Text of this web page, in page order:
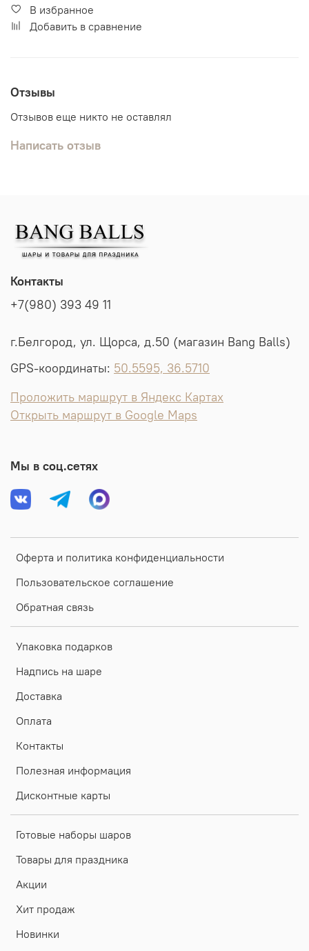
В избранное
Добавить в сравнение
Отзывы
Отзывов еще никто не оставлял
Написать отзыв
Оферта и политика конфиденциальности
Пользовательское соглашение
Обратная связь
Упаковка подарков
Надпись на шаре
Доставка
Оплата
Контакты
Полезная информация
Дисконтные карты
Готовые наборы шаров
Товары для праздника
Акции
Хит продаж
Новинки
Контакты
+7(980) 393 49 11
г.Белгород, ул. Щорса, д.50 (магазин Bang Balls)
GPS-координаты: 50.5595, 36.5710
Проложить маршрут в Яндекс Картах
Открыть маршрут в Google Maps
Мы в соц.сетях